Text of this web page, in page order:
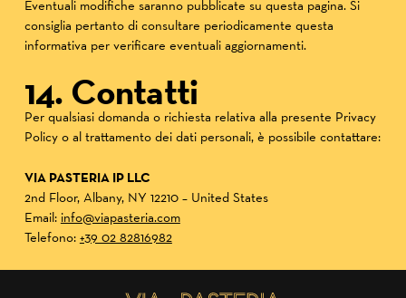
Eventuali modifiche saranno pubblicate su questa pagina. Si
consiglia pertanto di consultare periodicamente questa
informativa per verificare eventuali aggiornamenti.
14. Contatti
Per qualsiasi domanda o richiesta relativa alla presente Privacy
Policy o al trattamento dei dati personali, è possibile contattare:
VIA PASTERIA IP LLC
2nd Floor, Albany, NY 12210 – United States
Email: info@viapasteria.com
Telefono: +39 02 82816982